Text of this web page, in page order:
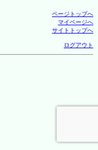
ページトップへ
マイページへ
サイトトップへ
ログアウト